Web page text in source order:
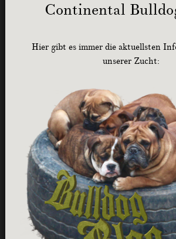
Continental
Hier gibt es immer die aktuellsten
unserer Zucht: